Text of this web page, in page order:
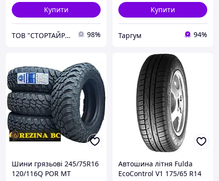
Купити
ТОВ "СТОРТАЙРЕС" 98%
Купити
Таргум 94%
Шини грязьові 245/75R16
120/116Q POR MT
Автошина літня Fulda
EcoControl V1 175/65 R14